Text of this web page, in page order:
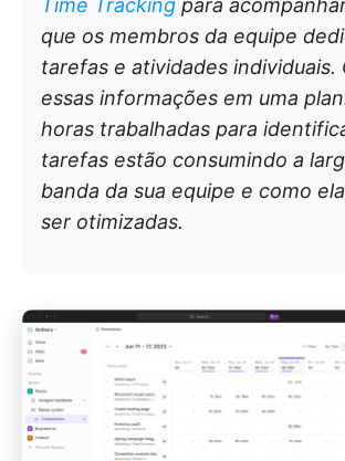
Time Tracking para
que os membros da equipe
tarefas e atividades individuais.
essas informações em uma
horas trabalhadas para
tarefas estão consumindo a
banda da sua equipe e como
ser otimizadas.